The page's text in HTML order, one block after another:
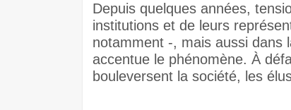
Depuis quelques années,
institutions et de leurs
notamment -, mais aussi dans
accentue le phénomène. À
bouleversent la société, les